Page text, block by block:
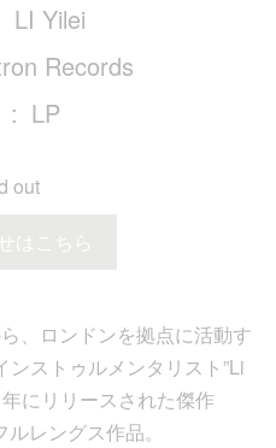
LI Yilei
Records
LP
out
はこちら
、ロンドンを拠点に活動す
ストゥルメンタリスト”Li
にリリースされた傑作
レングス作品。